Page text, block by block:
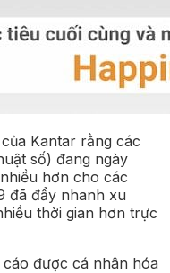
Kantar rằng các
số) đang ngày
hơn cho các
đã đẩy nhanh xu
thời gian hơn trực
được cá nhân hóa